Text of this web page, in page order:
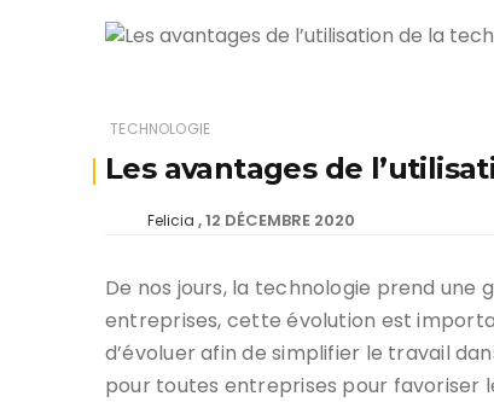
TECHNOLOGIE
Les avantages de
Felicia 12 DÉCEMBRE 2020
De nos jours, la technologie prend une
entreprises, cette évolution est
d’évoluer afin de simplifier le travail
pour toutes entreprises pour favoriser